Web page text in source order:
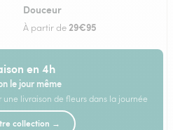
Douceur
À partir de29€95
en 4h
le jour même
livraison de fleurs dans la journée
collection →